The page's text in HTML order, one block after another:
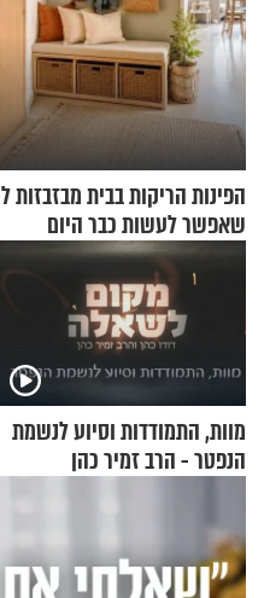
שאפשר לעשות כבר היום
מוות, התמודדות וסיוע לנשמת
הנפטר - הרב זמיר כהן